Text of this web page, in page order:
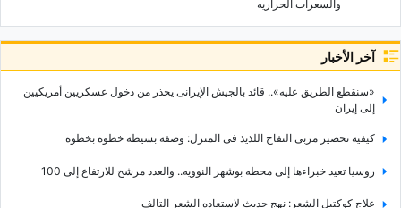
والسعرات الحراریه
آخر الأخبار
«سنقطع الطریق علیه».. قائد بالجیش الإیرانی یحذر من دخول عسکریین أمریکیین
إلى إیران
کیفیه تحضیر مربى التفاح اللذیذ فی المنزل: وصفه بسیطه خطوه بخطوه
روسیا تعید خبراءها إلى محطه بوشهر النوویه.. والعدد مرشح للارتفاع إلى 100
علاج کوکتیل الشعر: نهج حدیث لاستعاده الشعر التالف